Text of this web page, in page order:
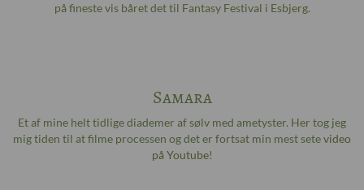
på fineste vis båret det til Fantasy Festival i Esbjerg.
Samara
Et af mine helt tidlige diademer af sølv med ametyster. Her tog jeg
mig tiden til at filme processen og det er fortsat min mest setevideo
på Youtube!